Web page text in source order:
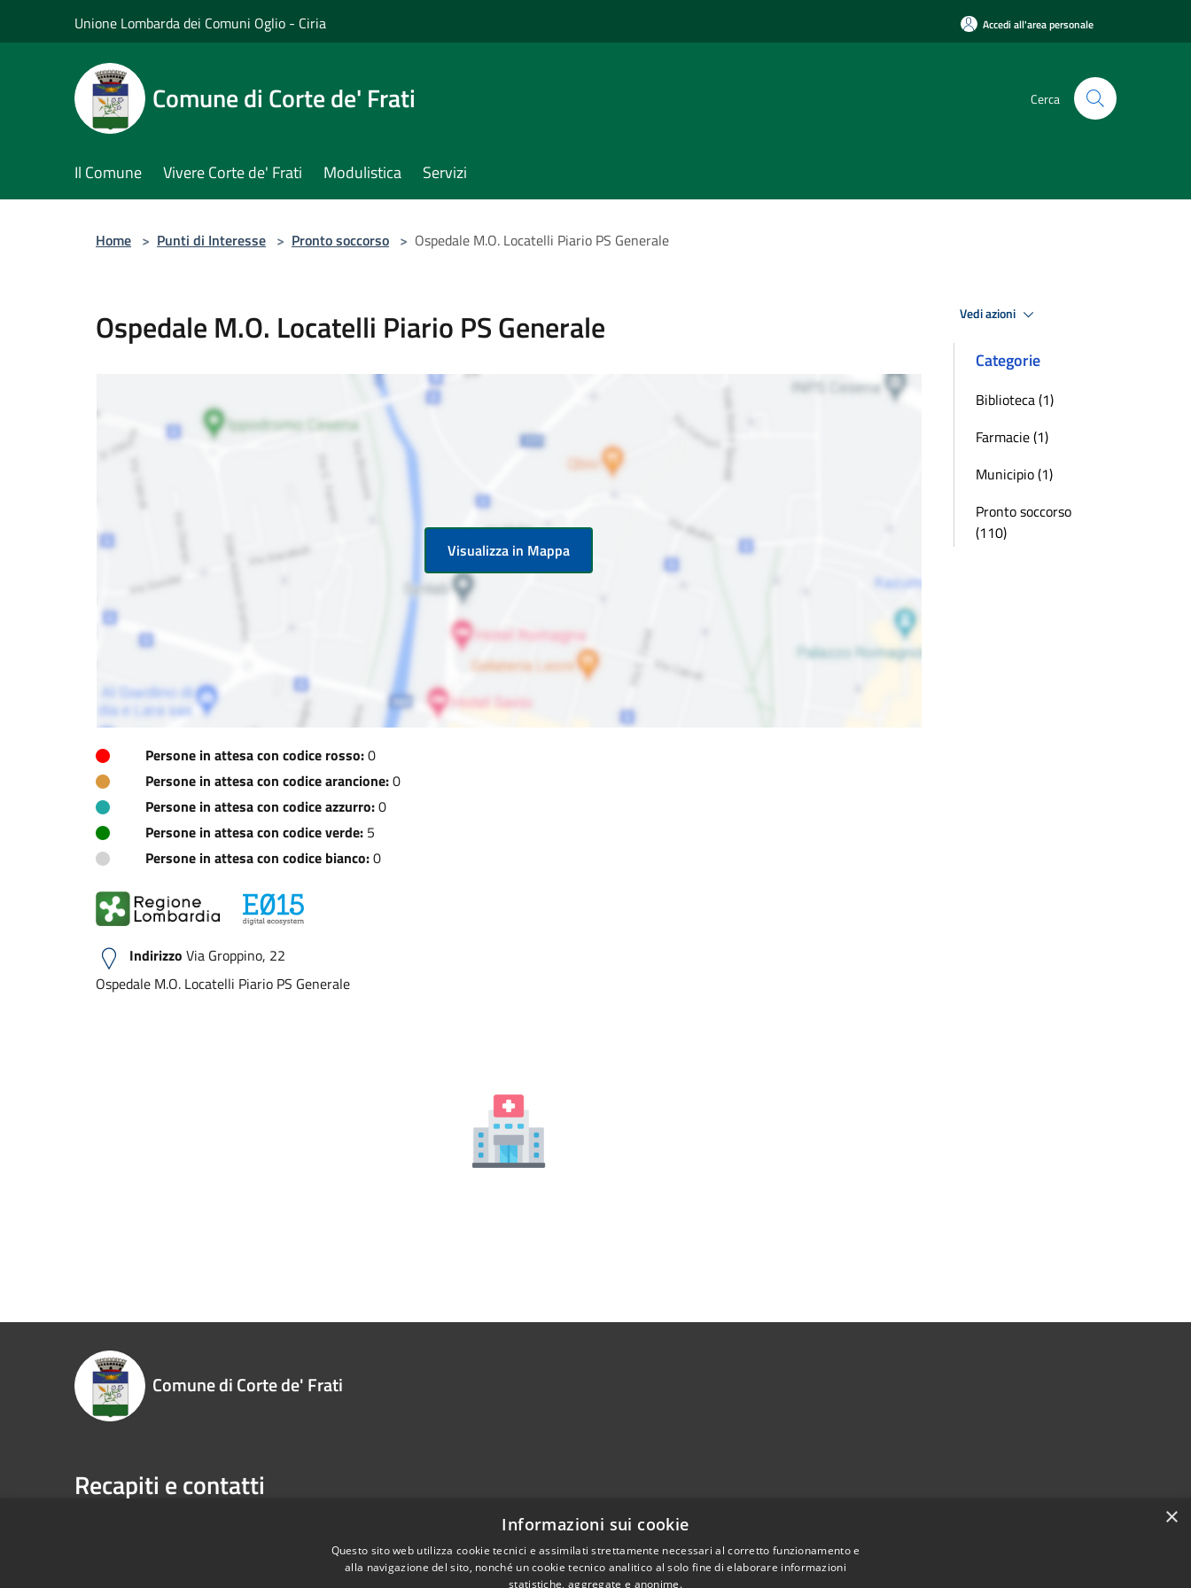
Unione Lombarda dei Comuni Oglio - Ciria Accedi all'area personale
Comune di Corte de' Frati Cerca
Il Comune Vivere Corte de' Frati Modulistica Servizi
Home > Punti di Interesse > Pronto soccorso > Ospedale M.O. Locatelli Piario PS Generale
Ospedale M.O. Locatelli Piario PS Generale
Visualizza in Mappa
Persone in attesa con codice rosso:0
Persone in attesa con codice arancione:0
Persone in attesa con codice azzurro:0
Persone in attesa con codice verde: 5
Persone in attesa con codice bianco:0
Indirizzo Via Groppino, 22
Ospedale M.O. Locatelli Piario PS Generale
Vedi azioni
Categorie
Biblioteca (1)
Farmacie (1)
Municipio (1)
Pronto soccorso
(110)
Comune di Corte de' Frati
Recapiti e contatti
0372 93121
Email: info@comune.cortedefrati.cr.it
comune.cortedefrati.cr@pec.it
×
Informazioni sui cookie
Questo sito web utilizza cookie tecnici e assimilati strettamente necessari al corretto funzionamento e
alla navigazione del sito, nonché un cookie tecnico analitico al solo fine di elaborare informazioni
statistiche, aggregate e anonime.